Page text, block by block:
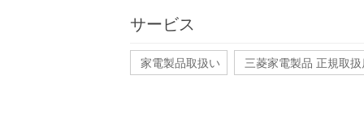
サービス
家電製品取扱い 三菱家電製品 正規取扱